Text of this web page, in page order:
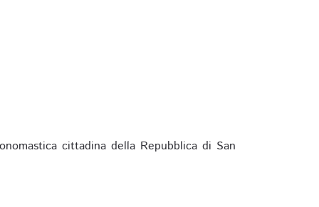
cittadina della Repubblica di San